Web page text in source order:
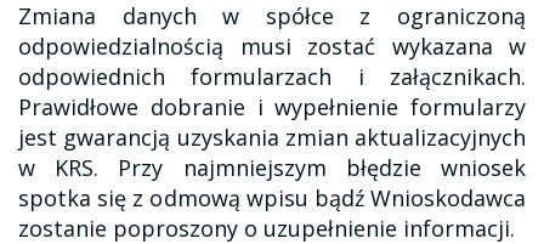
Zmiana danych w spółce z ograniczoną
odpowiedzialnością musi zostać wykazana w
odpowiednich formularzach i załącznikach.
Prawidłowe dobranie i wypełnienie formularzy
jest gwarancją uzyskania zmian aktualizacyjnych
w KRS. Przy najmniejszym błędzie wniosek
spotka się z odmową wpisu bądź Wnioskodawca
zostanie poproszony o uzupełnienie informacji.